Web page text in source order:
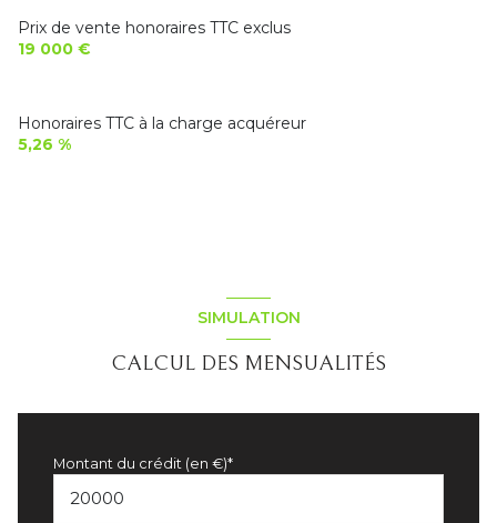
Prix de vente honoraires TTC exclus
19 000 €
Honoraires TTC à la charge acquéreur
5,26 %
SIMULATION
CALCUL DES MENSUALITÉS
Montant du crédit (en €)*